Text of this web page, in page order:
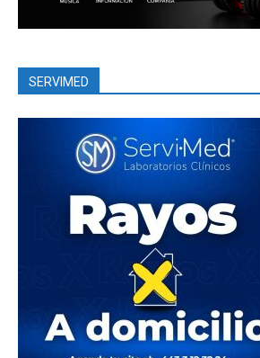
SERVIMED